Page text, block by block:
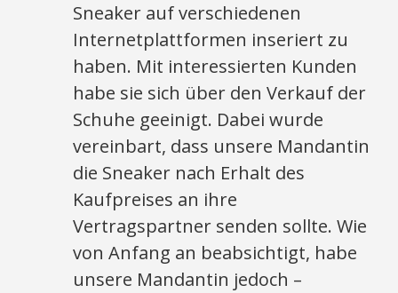
Sneaker auf verschiedenen
Internetplattformen inseriert zu
haben. Mit interessierten Kunden
habe sie sich über den Verkauf der
Schuhe geeinigt. Dabei wurde
vereinbart, dass unsere Mandantin
die Sneaker nach Erhalt des
Kaufpreises an ihre
Vertragspartner senden sollte. Wie
von Anfang an beabsichtigt, habe
unsere Mandantin jedoch –